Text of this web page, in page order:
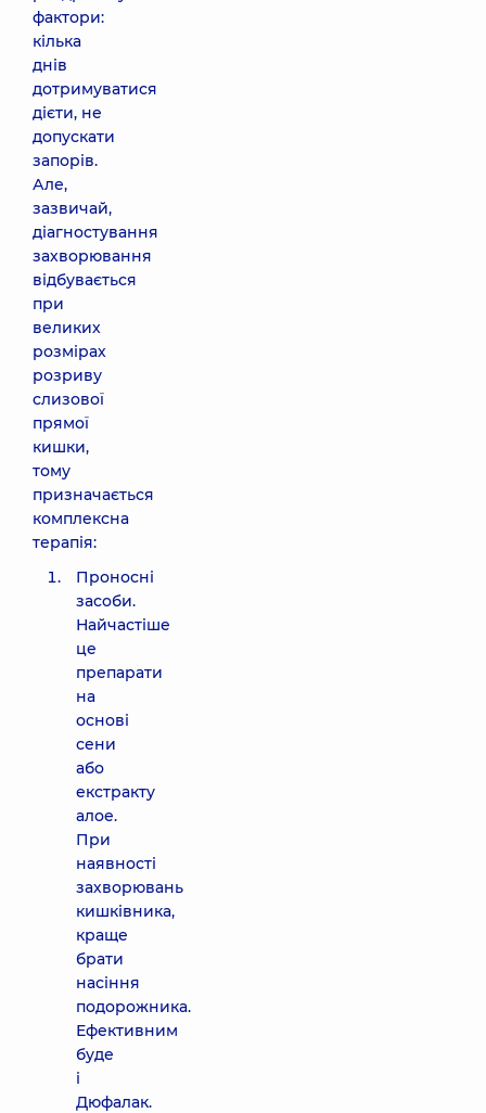
фактори:
кілька
днів
дотримуватися
дієти, не
допускати
запорів.
Але,
зазвичай,
діагностування
захворювання
відбувається
при
великих
розмірах
розриву
слизової
прямої
кишки,
тому
призначається
комплексна
терапія:
Проносні
засоби.
Найчастіше
це
препарати
на
основі
сени
або
екстракту
алое.
При
наявності
захворювань
кишківника,
краще
брати
насіння
подорожника.
Ефективним
буде
і
Дюфалак.